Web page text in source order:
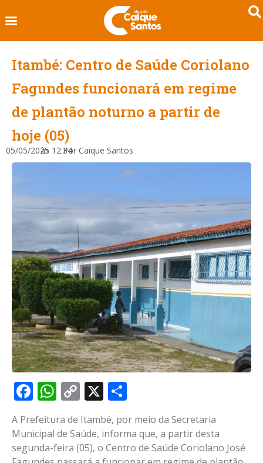
Itambé: Centro de Saúde Coriolano
Fagundes funcionará em regime
de plantão noturno a partir de
hoje (05)
05/05/2025
às 12:34
Por Caique Santos
Facebook
WhatsApp
Copy
Link
X
A Prefeitura de Itambé, por meio da Secretaria
Municipal de Saúde, informa que, a partir desta
segunda-feira (05), o Centro de Saúde Coriolano José